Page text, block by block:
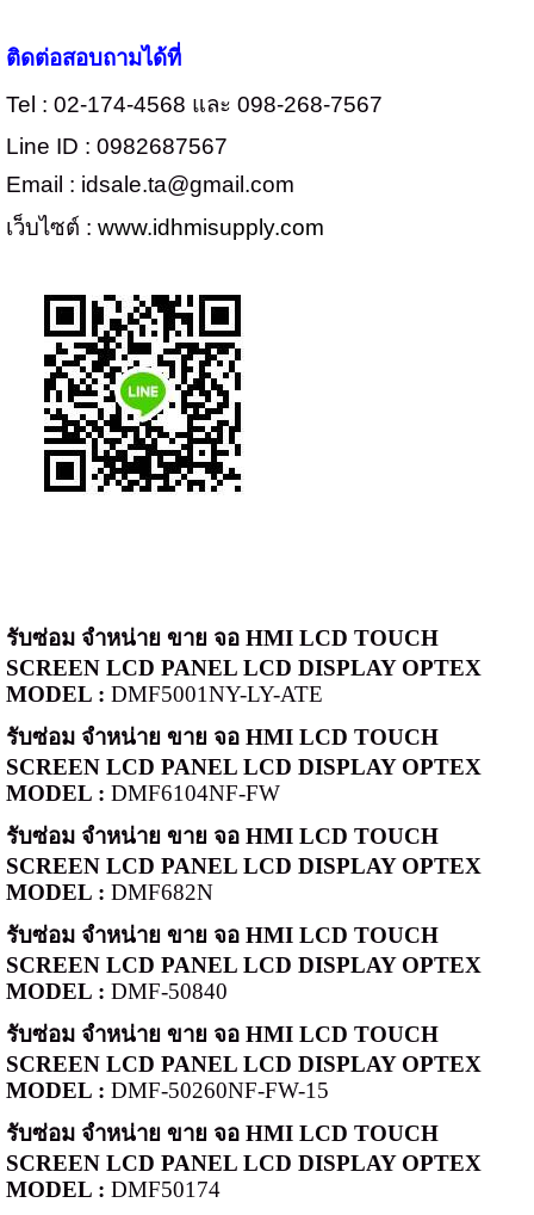
ติดต่อสอบถามได้ที่
Tel : 02-174-4568 และ 098-268-7567
Line ID : 0982687567
Email : idsale.ta@gmail.com
เว็บไซต์ : www.idhmisupply.com
รับซ่อม จำหน่าย ขาย จอ HMI LCD TOUCH
SCREEN LCD PANEL LCD DISPLAY OPTEX
MODEL : DMF5001NY-LY-ATE
รับซ่อม จำหน่าย ขาย จอ HMI LCD TOUCH
SCREEN LCD PANEL LCD DISPLAY OPTEX
MODEL : DMF6104NF-FW
รับซ่อม จำหน่าย ขาย จอ HMI LCD TOUCH
SCREEN LCD PANEL LCD DISPLAY OPTEX
MODEL : DMF682N
รับซ่อม จำหน่าย ขาย จอ HMI LCD TOUCH
SCREEN LCD PANEL LCD DISPLAY OPTEX
MODEL : DMF-50840
รับซ่อม จำหน่าย ขาย จอ HMI LCD TOUCH
SCREEN LCD PANEL LCD DISPLAY OPTEX
MODEL : DMF-50260NF-FW-15
รับซ่อม จำหน่าย ขาย จอ HMI LCD TOUCH
SCREEN LCD PANEL LCD DISPLAY OPTEX
MODEL : DMF50174